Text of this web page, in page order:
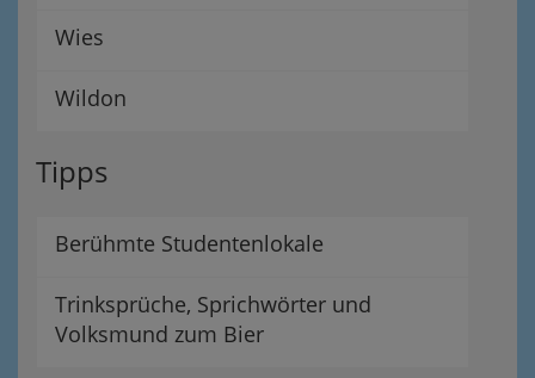
Wies
Wildon
Tipps
Berühmte Studentenlokale
Trinksprüche, Sprichwörter und
Volksmund zum Bier